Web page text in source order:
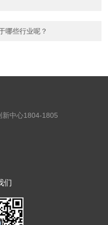
哪些行业呢？
新中心1804-1805
们